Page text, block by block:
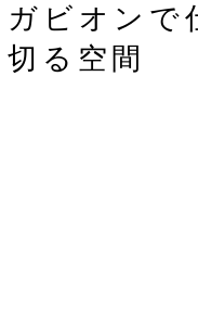
ガビオンで
切る空間